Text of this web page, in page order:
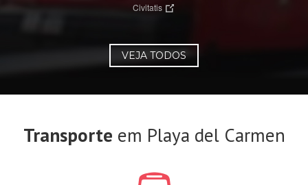
Civitatis
VEJA TODOS
Transporte em Playa del Carmen